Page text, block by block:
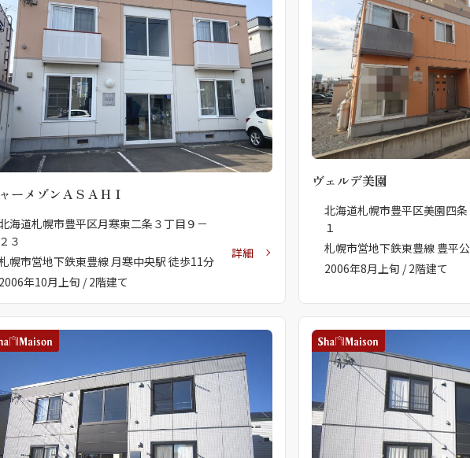
ーメゾンＡＳＡＨＩ
海道札幌市豊平区月寒東二条３丁目９－
３
幌市営地下鉄東豊線 月寒中央駅 徒歩11分
年10月上旬 / 2階建て
詳細
ヴェルデ美園
北海道札幌市豊平区美園四
１
札幌市営地下鉄東豊線 豊平
2006年8月上旬 / 2階建て